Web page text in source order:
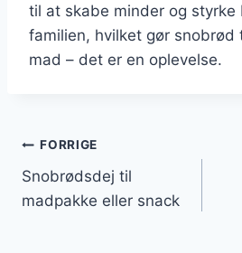
til at skabe minder og styrke
familien, hvilket gør snobrød
mad – det er en oplevelse.
Indlægsnavigation
FORRIGE
Snobrødsdej til
madpakke eller snack